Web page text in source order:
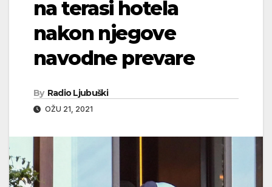
na terasi hotela
nakon njegove
navodne prevare
By Radio Ljubuški
OŽU 21, 2021